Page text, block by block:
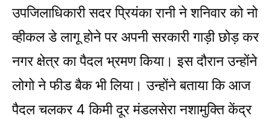
उपजिलाधिकारी सदर प्रियंका रानी ने शनिवार को नो
व्हीकल डे लागू होने पर अपनी सरकारी गाड़ी छोड़ कर
नगर क्षेत्र का पैदल भ्रमण किया। इस दौरान उन्होंने
लोगो ने फीड बैक भी लिया। उन्होंने बताया कि आज
पैदल चलकर 4 किमी दूर मंडलसेरा नशामुक्ति केंद्र